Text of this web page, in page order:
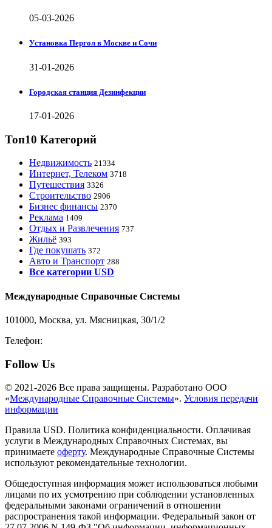
05-03-2026
Установка Пергол в Москве и Сочи
31-01-2026
Городская станция Дезинфекции
17-01-2026
Топ10 Категорий
Недвижимость 21334
Интернет, Телеком 3718
Путешествия 3326
Строительство 2906
Бизнес финансы 2370
Реклама 1409
Отдых и Развлечения 737
Жильё 393
Где покушать 372
Авто и Транспорт 288
Все категории USD
Международные Справочные Системы
101000, Москва, ул. Мясницкая, 30/1/2
Телефон:
Follow Us
© 2021-2026 Все права защищены. Разработано ООО
«Международные Справочные Системы». Условия передачи
информации
Правила USD. Политика конфиденциальности. Оплачивая
услуги в Международных Справочных Системах, вы
принимаете оферту. Международные Справочные Системы
используют рекомендательные технологии.
Общедоступная информация может использоваться любыми
лицами по их усмотрению при соблюдении установленных
федеральными законами ограничений в отношении
распространения такой информации. Федеральный закон от